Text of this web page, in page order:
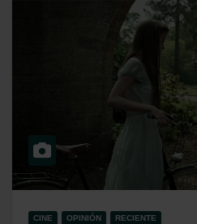
CINE OPINIÓN RECIENTE